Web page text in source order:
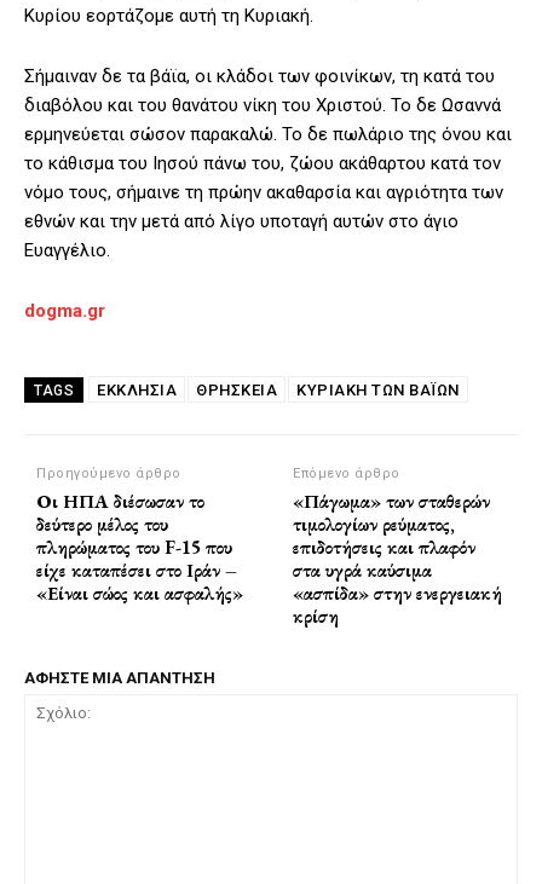
Κυρίου εορτάζομε αυτή τη Κυριακή.
Σήμαιναν δε τα βάϊα, οι κλάδοι των φοινίκων, τη κατά του
διαβόλου και του θανάτου νίκη του Χριστού. Το δε Ωσαννά
ερμηνεύεται σώσον παρακαλώ. Το δε πωλάριο της όνου και
το κάθισμα του Ιησού πάνω του, ζώου ακάθαρτου κατά τον
νόμο τους, σήμαινε τη πρώην ακαθαρσία και αγριότητα των
εθνών και την μετά από λίγο υποταγή αυτών στο άγιο
Ευαγγέλιο.
dogma.gr
TAGS ΕΚΚΛΗΣΙΑ ΘΡΗΣΚΕΊΑ ΚΥΡΙΑΚΉ ΤΩΝ ΒΑΪ́ΩΝ
Προηγούμενο άρθρο
Οι ΗΠΑ διέσωσαν το
δεύτερο μέλος του
πληρώματος του F-15 που
είχε καταπέσει στο Ιράν –
«Είναι σώος και ασφαλής»
Επόμενο άρθρο
«Πάγωμα» των σταθερών
τιμολογίων ρεύματος,
επιδοτήσεις και πλαφόν
στα υγρά καύσιμα
«ασπίδα» στην ενεργειακή
κρίση
ΑΦΗΣΤΕ ΜΙΑ ΑΠΑΝΤΗΣΗ